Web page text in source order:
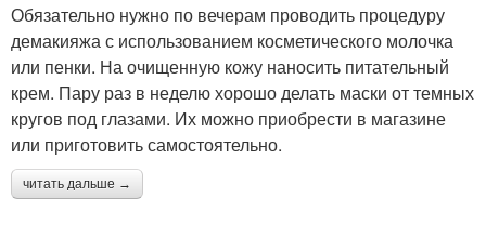
Обязательно нужно по вечерам проводить процедуру
демакияжа с использованием косметического молочка
или пенки. На очищенную кожу наносить питательный
крем. Пару раз в неделю хорошо делать маски от темных
кругов под глазами. Их можно приобрести в магазине
или приготовить самостоятельно.
читать дальше →